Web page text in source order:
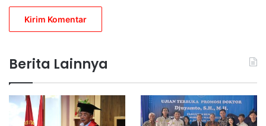
Berita Lainnya